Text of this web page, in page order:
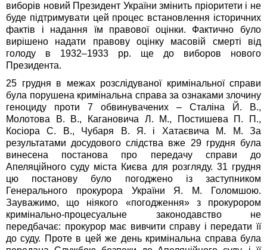
виборів новий Президент України змінить пріоритети і не
буде підтримувати цей процес встановлення історичних
фактів і надання їм правової оцінки. Фактично було
вирішено надати правову оцінку масовій смерті від
голоду в 1932–1933 рр. ще до виборов нового
Президента.
25 грудня в межах розслідуваної кримінальної справи
була порушена кримінальна справа за ознаками злочину
геноциду проти 7 обвинувачених – Сталіна Й. В.,
Молотова В. В., Кагановича Л. М., Постишева П. П.,
Косіора С. В., Чубаря В. Я. і Хатаєвича М. М. За
результатами досудового слідства вже 29 грудня була
винесена постанова про передачу справи до
Апеляційного суду міста Києва для розгляду. 31 грудня
цю постанову було погоджено із заступником
Генерального прокурора України Я. М. Голомшою.
Зауважимо, що ніякого «погодження» з прокурором
кримінально-процесуальне законодавство не
передбачає: прокурор має вивчити справу і передати її
до суду. Проте в цей же день кримінальна справа була